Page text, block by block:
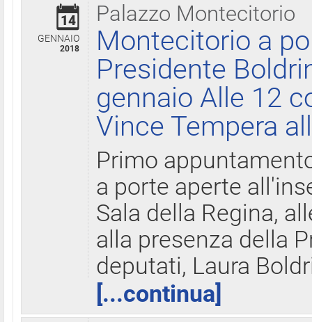
Palazzo Montecitorio
14
GENNAIO
2018
Montecitorio a
Presidente
gennaio Alle 12
Vince Tempera
Primo
a porte aperte
Sala della Regina,
alla presenza della
deputati, Laura
[...continua]